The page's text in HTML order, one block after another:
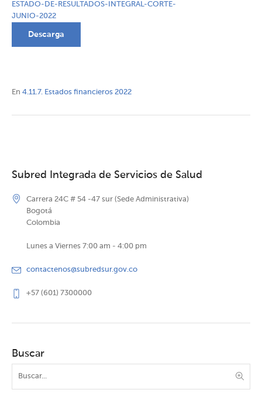
ESTADO-DE-RESULTADOS-INTEGRAL-CORTE-
JUNIO-2022
Descarga
En 4.11.7. Estados financieros 2022
Subred Integrada de Servicios de Salud
Carrera 24C # 54 -47 sur (Sede Administrativa)
Bogotá
Colombia
Lunes a Viernes 7:00 am - 4:00 pm
contactenos@subredsur.gov.co
+57 (601) 7300000
Buscar